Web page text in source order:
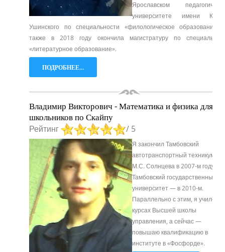
Ярославском
университете имени К.
Ушинского по специальности «филологическое
также в 2018 году окончила магистратуру по
«литературное образование».
ПОДРОБНЕЕ...
Владимир Викторович - Математика и физика для
школьников по Скайпу
Рейтинг / 5
Я закончил Тамбовский
автотранспортный техникум им.
М.С. Солнцева в 2007-м году и
Тамбовский государственный
университет — в 2010-м.
Параллельно с этим, я учился
курсах Высшей школы
управления, а сейчас —
повышаю квалификацию в
институте в «Фосфорде».